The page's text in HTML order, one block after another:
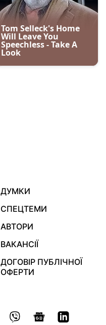
ДУМКИ
СПЕЦТЕМИ
АВТОРИ
ВАКАНСІЇ
ДОГОВІР ПУБЛІЧНОЇ
ОФЕРТИ